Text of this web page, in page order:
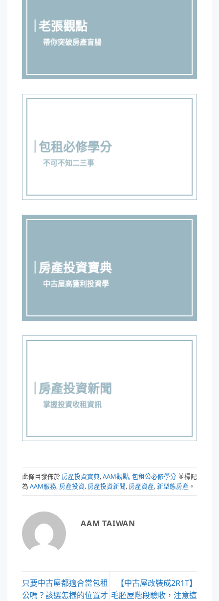
老張觀點
帶你突破房產盲腸
包租必修學分
不可不知二三事
房產投資寶典
中古屋高獲利投資學
房產投資新聞
掌握投資收租資訊
此條目發佈於 房產投資寶典,AAM觀點,包租公必修學分 並標記
為 AAM服務, 房產投資, 房產投資新聞, 房產資產,新型態房產 。
AAM TAIWAN
只要中古屋都適合當包租
公嗎？該選怎樣的位置才
【中古屋改裝成2R1T】
毛胚屋階段驗收，注意這